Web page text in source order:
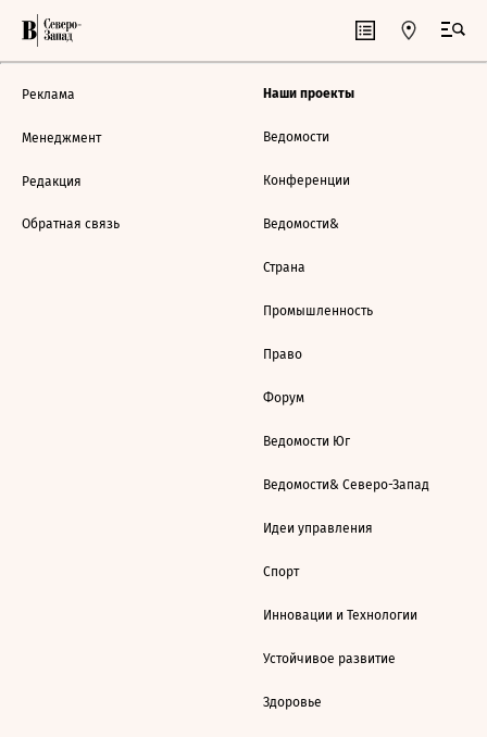
Реклама
Менеджмент
Редакция
Обратная связь
Наши проекты
Ведомости
Конференции
Ведомости&
Страна
Промышленность
Право
Форум
Ведомости Юг
Ведомости& Северо-Запад
Идеи управления
Спорт
Инновации и Технологии
Устойчивое развитие
Здоровье